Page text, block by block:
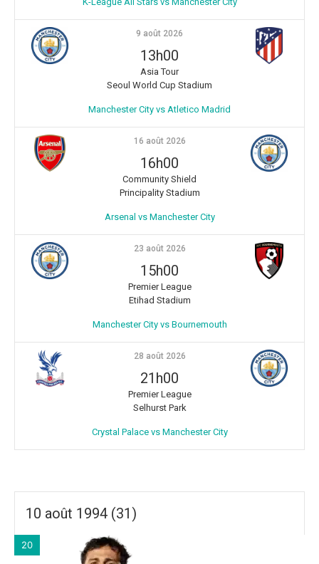
9 août 2026
13h00
Asia Tour
Seoul World Cup Stadium
Manchester City vs Atletico Madrid
16 août 2026
16h00
Community Shield
Principality Stadium
Arsenal vs Manchester City
23 août 2026
15h00
Premier League
Etihad Stadium
Manchester City vs Bournemouth
28 août 2026
21h00
Premier League
Selhurst Park
Crystal Palace vs Manchester City
10 août 1994 (31)
20